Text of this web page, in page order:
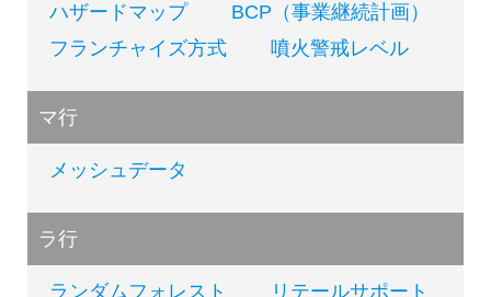
ハザードマップ
BCP（事業継続計画）
フランチャイズ方式
噴火警戒レベル
マ行
メッシュデータ
ラ行
ランダムフォレスト リテールサポート